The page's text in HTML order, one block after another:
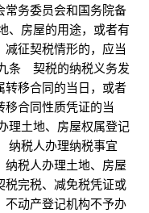
常务委员会和国务院备
房屋的用途，或者有
征契税情形的，应当
契税的纳税义务发
转移合同的当日，或者
合同性质凭证的当
土地、房屋权属登记
税人办理纳税事宜
税人办理土地、房屋
税完税、减免税凭证或
不动产登记机构不予办